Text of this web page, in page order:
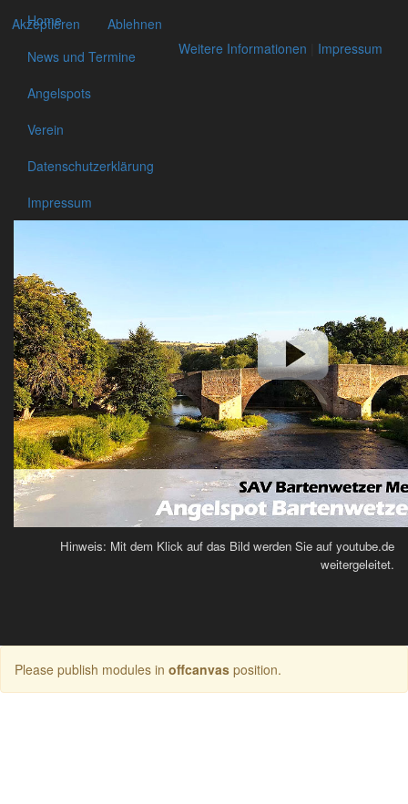
Home
News und Termine
Angelspots
Verein
Datenschutzerklärung
Impressum
Hinweis: Mit dem Klick auf das Bild werden Sie auf youtube.de
weitergeleitet.
Please publish modules in offcanvas position.
Akzeptieren
Ablehnen
Weitere Informationen
Impressum